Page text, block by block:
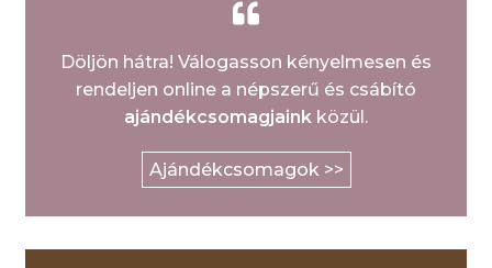
Döljön hátra! Válogasson kényelmesen és
rendeljen online a népszerű és csábító
ajándékcsomagjaink közül.
Ajándékcsomagok >>